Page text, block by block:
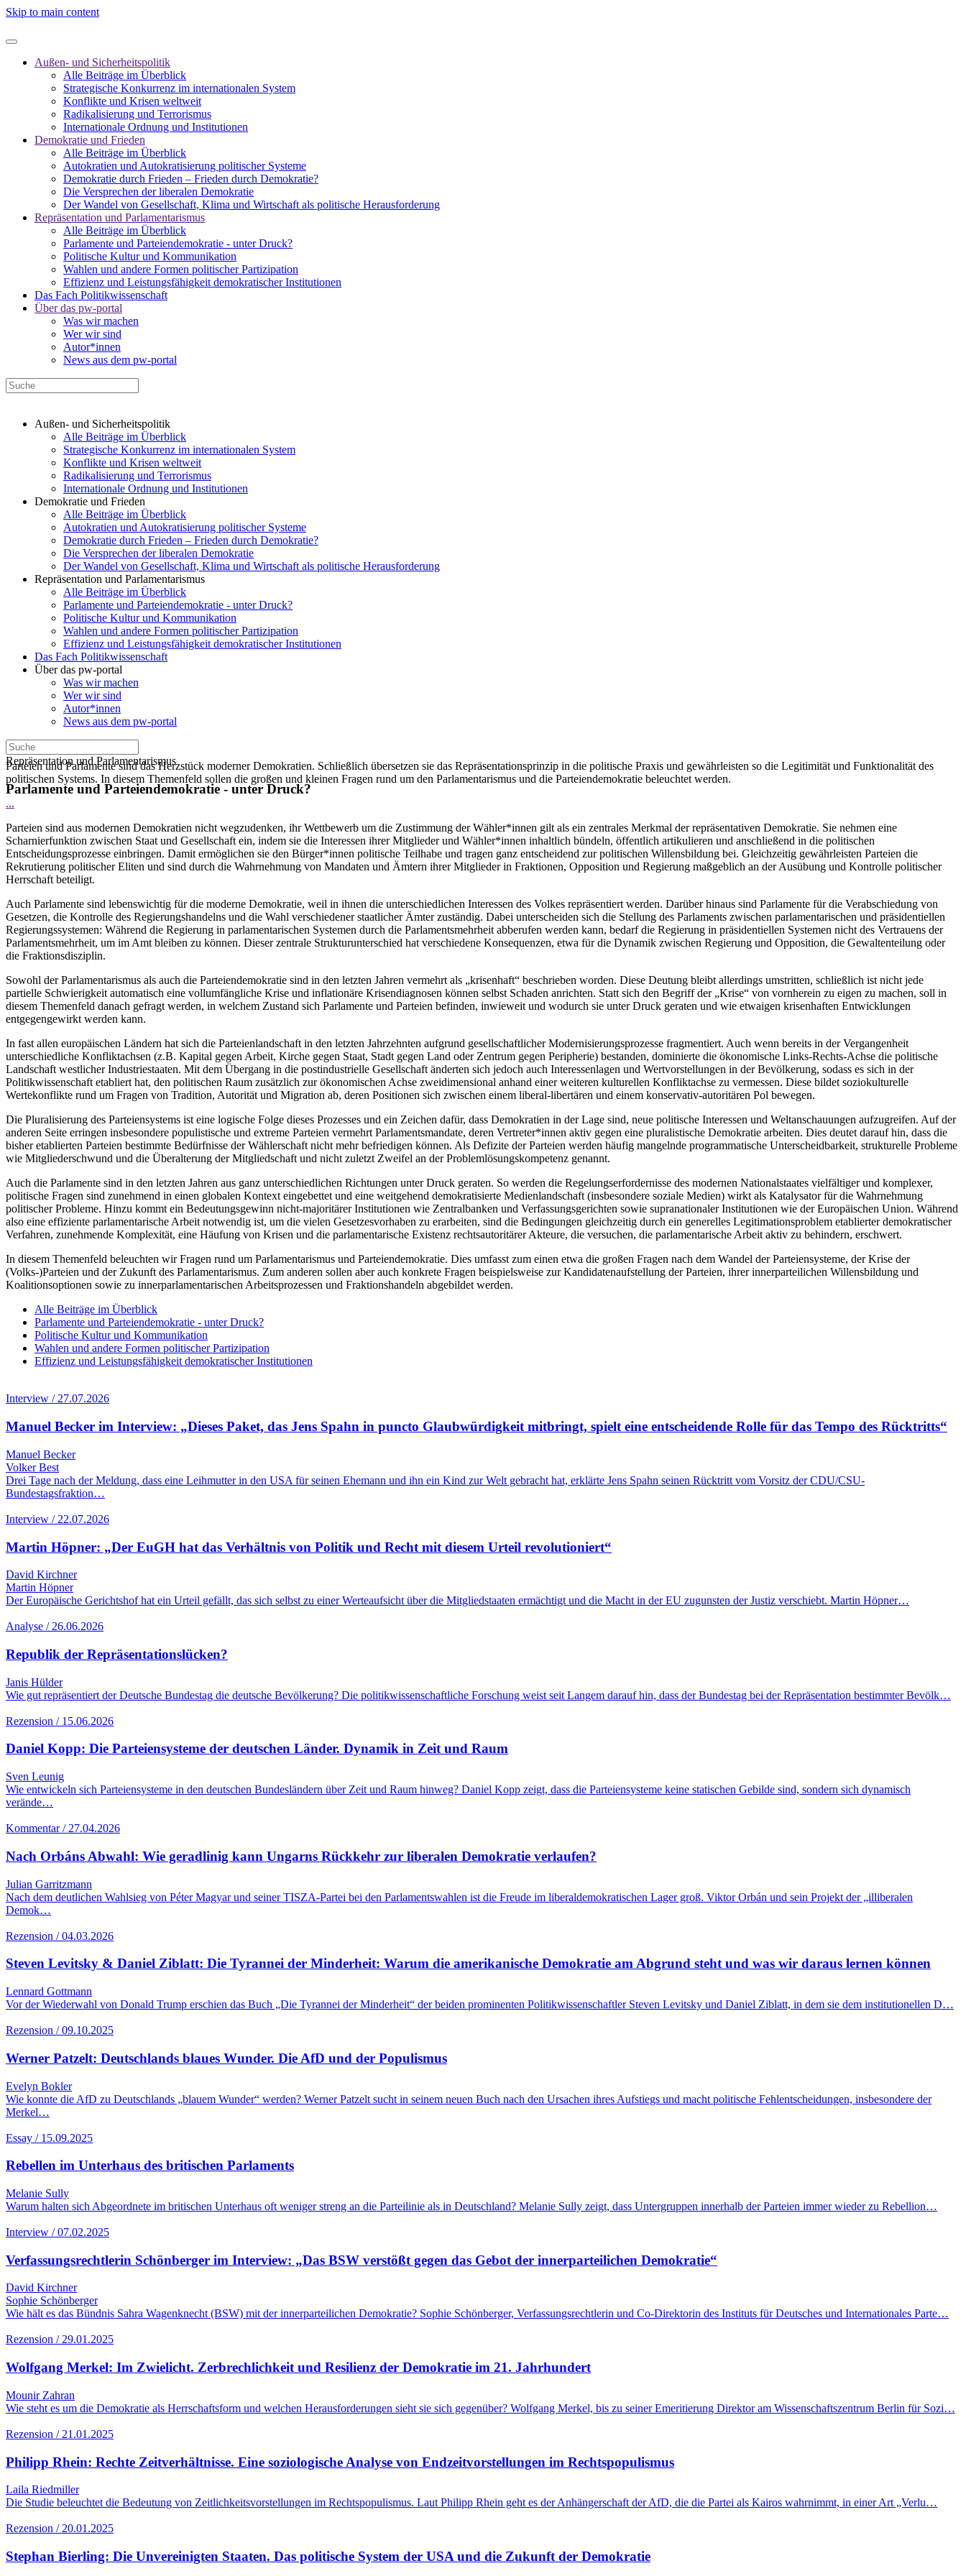
Skip to main content
Außen- und Sicherheitspolitik
Alle Beiträge im Überblick
Strategische Konkurrenz im internationalen System
Konflikte und Krisen weltweit
Radikalisierung und Terrorismus
Internationale Ordnung und Institutionen
Demokratie und Frieden
Alle Beiträge im Überblick
Autokratien und Autokratisierung politischer Systeme
Demokratie durch Frieden – Frieden durch Demokratie?
Die Versprechen der liberalen Demokratie
Der Wandel von Gesellschaft, Klima und Wirtschaft als politische Herausforderung
Repräsentation und Parlamentarismus
Alle Beiträge im Überblick
Parlamente und Parteiendemokratie - unter Druck?
Politische Kultur und Kommunikation
Wahlen und andere Formen politischer Partizipation
Effizienz und Leistungsfähigkeit demokratischer Institutionen
Das Fach Politikwissenschaft
Über das pw-portal
Was wir machen
Wer wir sind
Autor*innen
News aus dem pw-portal
Außen- und Sicherheitspolitik
Alle Beiträge im Überblick
Strategische Konkurrenz im internationalen System
Konflikte und Krisen weltweit
Radikalisierung und Terrorismus
Internationale Ordnung und Institutionen
Demokratie und Frieden
Alle Beiträge im Überblick
Autokratien und Autokratisierung politischer Systeme
Demokratie durch Frieden – Frieden durch Demokratie?
Die Versprechen der liberalen Demokratie
Der Wandel von Gesellschaft, Klima und Wirtschaft als politische Herausforderung
Repräsentation und Parlamentarismus
Alle Beiträge im Überblick
Parlamente und Parteiendemokratie - unter Druck?
Politische Kultur und Kommunikation
Wahlen und andere Formen politischer Partizipation
Effizienz und Leistungsfähigkeit demokratischer Institutionen
Das Fach Politikwissenschaft
Über das pw-portal
Was wir machen
Wer wir sind
Autor*innen
News aus dem pw-portal
Repräsentation und Parlamentarismus
Parlamente und Parteiendemokratie - unter Druck?
Parteien und Parlamente sind das Herzstück moderner Demokratien. Schließlich übersetzen sie das Repräsentationsprinzip in die politische Praxis und gewährleisten so die Legitimität und Funktionalität des
politischen Systems. In diesem Themenfeld sollen die großen und kleinen Fragen rund um den Parlamentarismus und die Parteiendemokratie beleuchtet werden.
...
Parteien sind aus modernen Demokratien nicht wegzudenken, ihr Wettbewerb um die Zustimmung der Wähler*innen gilt als ein zentrales Merkmal der repräsentativen Demokratie. Sie nehmen eine
Scharnierfunktion zwischen Staat und Gesellschaft ein, indem sie die Interessen ihrer Mitglieder und Wähler*innen inhaltlich bündeln, öffentlich artikulieren und anschließend in die politischen
Entscheidungsprozesse einbringen. Damit ermöglichen sie den Bürger*innen politische Teilhabe und tragen ganz entscheidend zur politischen Willensbildung bei. Gleichzeitig gewährleisten Parteien die
Rekrutierung politischer Eliten und sind durch die Wahrnehmung von Mandaten und Ämtern ihrer Mitglieder in Fraktionen, Opposition und Regierung maßgeblich an der Ausübung und Kontrolle politischer
Herrschaft beteiligt.
Auch Parlamente sind lebenswichtig für die moderne Demokratie, weil in ihnen die unterschiedlichen Interessen des Volkes repräsentiert werden. Darüber hinaus sind Parlamente für die Verabschiedung von
Gesetzen, die Kontrolle des Regierungshandelns und die Wahl verschiedener staatlicher Ämter zuständig. Dabei unterscheiden sich die Stellung des Parlaments zwischen parlamentarischen und präsidentiellen
Regierungssystemen: Während die Regierung in parlamentarischen Systemen durch die Parlamentsmehrheit abberufen werden kann, bedarf die Regierung in präsidentiellen Systemen nicht des Vertrauens der
Parlamentsmehrheit, um im Amt bleiben zu können. Dieser zentrale Strukturunterschied hat verschiedene Konsequenzen, etwa für die Dynamik zwischen Regierung und Opposition, die Gewaltenteilung oder
die Fraktionsdisziplin.
Sowohl der Parlamentarismus als auch die Parteiendemokratie sind in den letzten Jahren vermehrt als „krisenhaft“ beschrieben worden. Diese Deutung bleibt allerdings umstritten, schließlich ist nicht jede
partielle Schwierigkeit automatisch eine vollumfängliche Krise und inflationäre Krisendiagnosen können selbst Schaden anrichten. Statt sich den Begriff der „Krise“ von vornherein zu eigen zu machen, soll in
diesem Themenfeld danach gefragt werden, in welchem Zustand sich Parlamente und Parteien befinden, inwieweit und wodurch sie unter Druck geraten und wie etwaigen krisenhaften Entwicklungen
entgegengewirkt werden kann.
In fast allen europäischen Ländern hat sich die Parteienlandschaft in den letzten Jahrzehnten aufgrund gesellschaftlicher Modernisierungsprozesse fragmentiert. Auch wenn bereits in der Vergangenheit
unterschiedliche Konfliktachsen (z.B. Kapital gegen Arbeit, Kirche gegen Staat, Stadt gegen Land oder Zentrum gegen Peripherie) bestanden, dominierte die ökonomische Links-Rechts-Achse die politische
Landschaft westlicher Industriestaaten. Mit dem Übergang in die postindustrielle Gesellschaft änderten sich jedoch auch Interessenlagen und Wertvorstellungen in der Bevölkerung, sodass es sich in der
Politikwissenschaft etabliert hat, den politischen Raum zusätzlich zur ökonomischen Achse zweidimensional anhand einer weiteren kulturellen Konfliktachse zu vermessen. Diese bildet soziokulturelle
Wertekonflikte rund um Fragen von Tradition, Autorität und Migration ab, deren Positionen sich zwischen einem liberal-libertären und einem konservativ-autoritären Pol bewegen.
Die Pluralisierung des Parteiensystems ist eine logische Folge dieses Prozesses und ein Zeichen dafür, dass Demokratien in der Lage sind, neue politische Interessen und Weltanschauungen aufzugreifen. Auf der
anderen Seite erringen insbesondere populistische und extreme Parteien vermehrt Parlamentsmandate, deren Vertreter*innen aktiv gegen eine pluralistische Demokratie arbeiten. Dies deutet darauf hin, dass die
bisher etablierten Parteien bestimmte Bedürfnisse der Wählerschaft nicht mehr befriedigen können. Als Defizite der Parteien werden häufig mangelnde programmatische Unterscheidbarkeit, strukturelle Probleme
wie Mitgliederschwund und die Überalterung der Mitgliedschaft und nicht zuletzt Zweifel an der Problemlösungskompetenz genannt.
Auch die Parlamente sind in den letzten Jahren aus ganz unterschiedlichen Richtungen unter Druck geraten. So werden die Regelungserfordernisse des modernen Nationalstaates vielfältiger und komplexer,
politische Fragen sind zunehmend in einen globalen Kontext eingebettet und eine weitgehend demokratisierte Medienlandschaft (insbesondere soziale Medien) wirkt als Katalysator für die Wahrnehmung
politischer Probleme. Hinzu kommt ein Bedeutungsgewinn nicht-majoritärer Institutionen wie Zentralbanken und Verfassungsgerichten sowie supranationaler Institutionen wie der Europäischen Union. Während
also eine effiziente parlamentarische Arbeit notwendig ist, um die vielen Gesetzesvorhaben zu erarbeiten, sind die Bedingungen gleichzeitig durch ein generelles Legitimationsproblem etablierter demokratischer
Verfahren, zunehmende Komplexität, eine Häufung von Krisen und die parlamentarische Existenz rechtsautoritärer Akteure, die versuchen, die parlamentarische Arbeit aktiv zu behindern, erschwert.
In diesem Themenfeld beleuchten wir Fragen rund um Parlamentarismus und Parteiendemokratie. Dies umfasst zum einen etwa die großen Fragen nach dem Wandel der Parteiensysteme, der Krise der
(Volks-)Parteien und der Zukunft des Parlamentarismus. Zum anderen sollen aber auch konkrete Fragen beispielsweise zur Kandidatenaufstellung der Parteien, ihrer innerparteilichen Willensbildung und
Koalitionsoptionen sowie zu innerparlamentarischen Arbeitsprozessen und Fraktionshandeln abgebildet werden.
Alle Beiträge im Überblick
Parlamente und Parteiendemokratie - unter Druck?
Politische Kultur und Kommunikation
Wahlen und andere Formen politischer Partizipation
Effizienz und Leistungsfähigkeit demokratischer Institutionen
Interview / 27.07.2026
Manuel Becker im Interview: „Dieses Paket, das Jens Spahn in puncto Glaubwürdigkeit mitbringt, spielt eine entscheidende Rolle für das Tempo des Rücktritts“
Manuel Becker
Volker Best
Drei Tage nach der Meldung, dass eine Leihmutter in den USA für seinen Ehemann und ihn ein Kind zur Welt gebracht hat, erklärte Jens Spahn seinen Rücktritt vom Vorsitz der CDU/CSU-
Bundestagsfraktion…
Interview / 22.07.2026
Martin Höpner: „Der EuGH hat das Verhältnis von Politik und Recht mit diesem Urteil revolutioniert“
David Kirchner
Martin Höpner
Der Europäische Gerichtshof hat ein Urteil gefällt, das sich selbst zu einer Werteaufsicht über die Mitgliedstaaten ermächtigt und die Macht in der EU zugunsten der Justiz verschiebt. Martin Höpner…
Analyse / 26.06.2026
Republik der Repräsentationslücken?
Janis Hülder
Wie gut repräsentiert der Deutsche Bundestag die deutsche Bevölkerung? Die politikwissenschaftliche Forschung weist seit Langem darauf hin, dass der Bundestag bei der Repräsentation bestimmter Bevölk…
Rezension / 15.06.2026
Daniel Kopp: Die Parteiensysteme der deutschen Länder. Dynamik in Zeit und Raum
Sven Leunig
Wie entwickeln sich Parteiensysteme in den deutschen Bundesländern über Zeit und Raum hinweg? Daniel Kopp zeigt, dass die Parteiensysteme keine statischen Gebilde sind, sondern sich dynamisch
verände…
Kommentar / 27.04.2026
Nach Orbáns Abwahl: Wie geradlinig kann Ungarns Rückkehr zur liberalen Demokratie verlaufen?
Julian Garritzmann
Nach dem deutlichen Wahlsieg von Péter Magyar und seiner TISZA-Partei bei den Parlamentswahlen ist die Freude im liberaldemokratischen Lager groß. Viktor Orbán und sein Projekt der „illiberalen
Demok…
Rezension / 04.03.2026
Steven Levitsky & Daniel Ziblatt: Die Tyrannei der Minderheit: Warum die amerikanische Demokratie am Abgrund steht und was wir daraus lernen können
Lennard Gottmann
Vor der Wiederwahl von Donald Trump erschien das Buch „Die Tyrannei der Minderheit“ der beiden prominenten Politikwissenschaftler Steven Levitsky und Daniel Ziblatt, in dem sie dem institutionellen D…
Rezension / 09.10.2025
Werner Patzelt: Deutschlands blaues Wunder. Die AfD und der Populismus
Evelyn Bokler
Wie konnte die AfD zu Deutschlands „blauem Wunder“ werden? Werner Patzelt sucht in seinem neuen Buch nach den Ursachen ihres Aufstiegs und macht politische Fehlentscheidungen, insbesondere der
Merkel…
Essay / 15.09.2025
Rebellen im Unterhaus des britischen Parlaments
Melanie Sully
Warum halten sich Abgeordnete im britischen Unterhaus oft weniger streng an die Parteilinie als in Deutschland? Melanie Sully zeigt, dass Untergruppen innerhalb der Parteien immer wieder zu Rebellion…
Interview / 07.02.2025
Verfassungsrechtlerin Schönberger im Interview: „Das BSW verstößt gegen das Gebot der innerparteilichen Demokratie“
David Kirchner
Sophie Schönberger
Wie hält es das Bündnis Sahra Wagenknecht (BSW) mit der innerparteilichen Demokratie? Sophie Schönberger, Verfassungsrechtlerin und Co-Direktorin des Instituts für Deutsches und Internationales Parte…
Rezension / 29.01.2025
Wolfgang Merkel: Im Zwielicht. Zerbrechlichkeit und Resilienz der Demokratie im 21. Jahrhundert
Mounir Zahran
Wie steht es um die Demokratie als Herrschaftsform und welchen Herausforderungen sieht sie sich gegenüber? Wolfgang Merkel, bis zu seiner Emeritierung Direktor am Wissenschaftszentrum Berlin für Sozi…
Rezension / 21.01.2025
Philipp Rhein: Rechte Zeitverhältnisse. Eine soziologische Analyse von Endzeitvorstellungen im Rechtspopulismus
Laila Riedmiller
Die Studie beleuchtet die Bedeutung von Zeitlichkeitsvorstellungen im Rechtspopulismus. Laut Philipp Rhein geht es der Anhängerschaft der AfD, die die Partei als Kairos wahrnimmt, in einer Art „Verlu…
Rezension / 20.01.2025
Stephan Bierling: Die Unvereinigten Staaten. Das politische System der USA und die Zukunft der Demokratie